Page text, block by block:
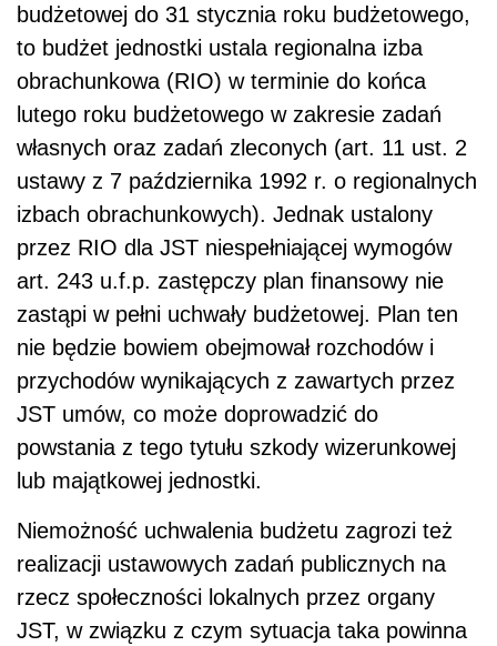
budżetowej do 31 stycznia roku budżetowego,
to budżet jednostki ustala regionalna izba
obrachunkowa (RIO) w terminie do końca
lutego roku budżetowego w zakresie zadań
własnych oraz zadań zleconych (art. 11 ust. 2
ustawy z 7 października 1992 r. o regionalnych
izbach obrachunkowych). Jednak ustalony
przez RIO dla JST niespełniającej wymogów
art. 243 u.f.p. zastępczy plan finansowy nie
zastąpi w pełni uchwały budżetowej. Plan ten
nie będzie bowiem obejmował rozchodów i
przychodów wynikających z zawartych przez
JST umów, co może doprowadzić do
powstania z tego tytułu szkody wizerunkowej
lub majątkowej jednostki.
Niemożność uchwalenia budżetu zagrozi też
realizacji ustawowych zadań publicznych na
rzecz społeczności lokalnych przez organy
JST, w związku z czym sytuacja taka powinna